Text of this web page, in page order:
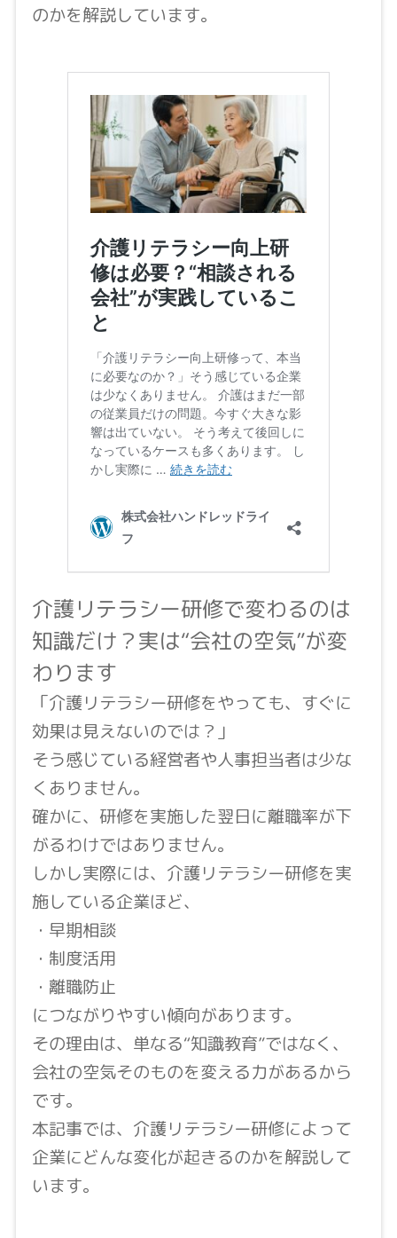
のかを解説しています。
介護リテラシー研修で変わるのは
知識だけ？実は“会社の空気”が変
わります
「介護リテラシー研修をやっても、すぐに
効果は見えないのでは？」
そう感じている経営者や人事担当者は少な
くありません。
確かに、研修を実施した翌日に離職率が下
がるわけではありません。
しかし実際には、介護リテラシー研修を実
施している企業ほど、
・早期相談
・制度活用
・離職防止
につながりやすい傾向があります。
その理由は、単なる“知識教育”ではなく、
会社の空気そのものを変える力があるから
です。
本記事では、介護リテラシー研修によって
企業にどんな変化が起きるのかを解説して
います。